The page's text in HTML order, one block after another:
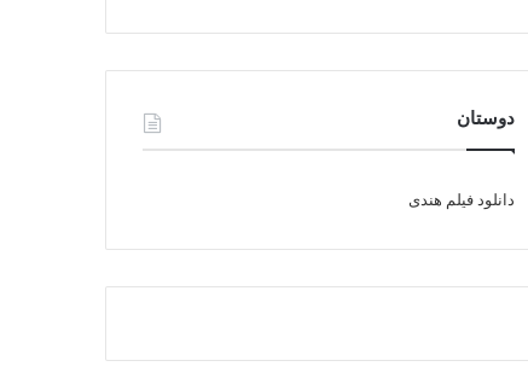
دوستان
دانلود فیلم هندی